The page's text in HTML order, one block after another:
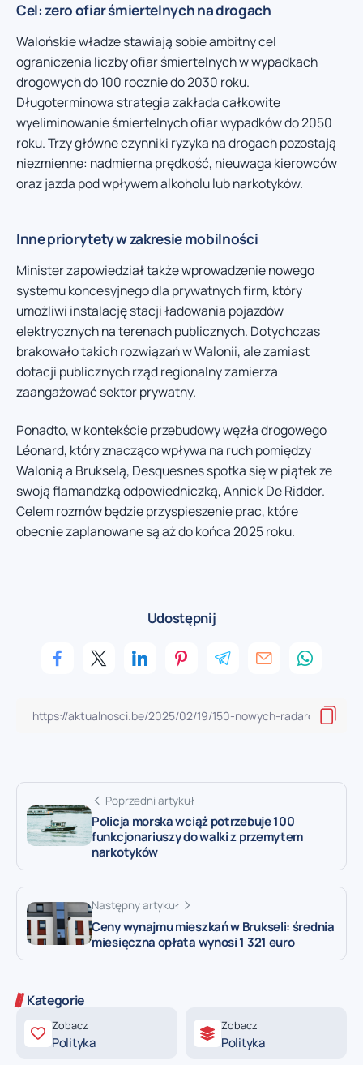
Cel: zero ofiar śmiertelnych na drogach
Walońskie władze stawiają sobie ambitny cel
ograniczenia liczby ofiar śmiertelnych w wypadkach
drogowych do 100 rocznie do 2030 roku.
Długoterminowa strategia zakłada całkowite
wyeliminowanie śmiertelnych ofiar wypadków do 2050
roku. Trzy główne czynniki ryzyka na drogach pozostają
niezmienne: nadmierna prędkość, nieuwaga kierowców
oraz jazda pod wpływem alkoholu lub narkotyków.
Inne priorytety w zakresie mobilności
Minister zapowiedział także wprowadzenie nowego
systemu koncesyjnego dla prywatnych firm, który
umożliwi instalację stacji ładowania pojazdów
elektrycznych na terenach publicznych. Dotychczas
brakowało takich rozwiązań w Walonii, ale zamiast
dotacji publicznych rząd regionalny zamierza
zaangażować sektor prywatny.
Ponadto, w kontekście przebudowy węzła drogowego
Léonard, który znacząco wpływa na ruch pomiędzy
Walonią a Brukselą, Desquesnes spotka się w piątek ze
swoją flamandzką odpowiedniczką, Annick De Ridder.
Celem rozmów będzie przyspieszenie prac, które
obecnie zaplanowane są aż do końca 2025 roku.
Udostępnij
Poprzedni artykuł
Policja morska wciąż potrzebuje 100
funkcjonariuszy do walki z przemytem
narkotyków
Następny artykuł
Ceny wynajmu mieszkań w Brukseli: średnia
miesięczna opłata wynosi 1 321 euro
Kategorie
Zobacz
Polityka
Zobacz
Polityka